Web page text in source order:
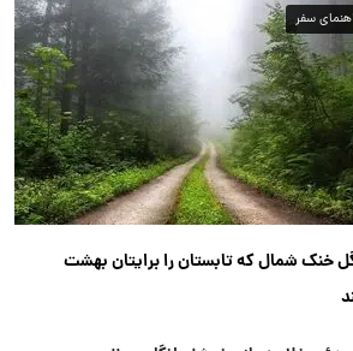
سفر
خنک شمال که تابستان را برایتان بهشت